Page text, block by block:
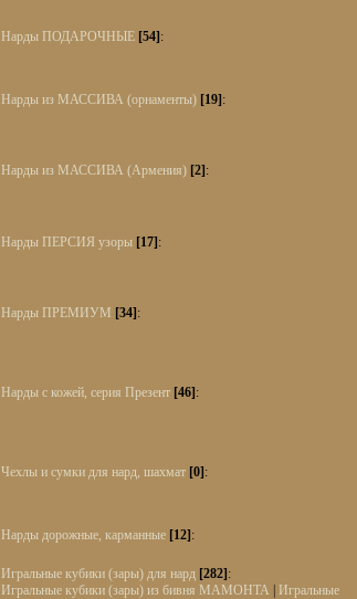
Нарды ПОДАРОЧНЫЕ [54] :
Нарды из МАССИВА (орнаменты) [19] :
Нарды из МАССИВА (Армения) [2] :
Нарды ПЕРСИЯ узоры [17] :
Нарды ПРЕМИУМ [34] :
Нарды с кожей, серия Презент [46] :
Чехлы и сумки для нард, шахмат [0] :
Нарды дорожные, карманные [12] :
Игральные кубики (зары) для нард [282] :
Игральные кубики (зары) из бивня МАМОНТА
Игральные